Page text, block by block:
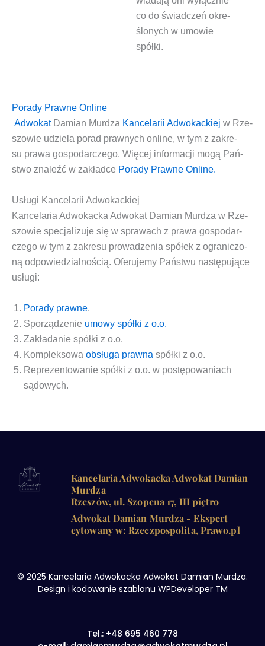
co do świad­czeń okre­
ślo­nych w umo­wie
spółki.
Porady Prawne Online
Adwo­katDamian Mur­dza Kan­ce­la­rii Adwo­kac­kiej w Rze­
szo­wie udzie­la porad praw­nych onli­ne, w tym z zakre­
su pra­wa gospo­dar­cze­go. Wię­cej infor­ma­cji mogą Pań­
stwo zna­leźć w zakład­ce Pora­dy Praw­ne Online.
Usługi Kancelarii Adwokackiej
Kan­ce­la­ria Adwo­kac­ka Adwo­kat Damian Mur­dza w Rze­
szo­wie spe­cja­li­zu­je się w spra­wach z pra­wa gospo­dar­
cze­go w tym z zakre­su pro­wa­dze­nia spół­ek z ogra­ni­czo­
ną odpo­wie­dzial­no­ścią. Ofe­ru­je­my Pań­stwu nastę­pu­ją­ce
usługi:
Pora­dy praw­ne.
Spo­rzą­dze­nie umo­wy spół­ki z o.o.
Zakła­da­nie spół­ki z o.o.
Kom­plek­so­wa obsłu­ga praw­na spół­ki z o.o.
Repre­zen­to­wa­nie spół­ki z o.o. w postę­po­wa­niach
sądowych.
Kancelaria Adwokacka Adwokat Damian
Murdza
Rzeszów, ul. Szopena 17, III piętro
Adwokat Damian Murdza - Ekspert
cytowany w: Rzeczpospolita, Prawo.pl
© 2025 Kancelaria Adwokacka Adwokat Damian Murdza.
Design i kodowanie szablonu WPDeveloper TM
Tel.: +48 695 460 778